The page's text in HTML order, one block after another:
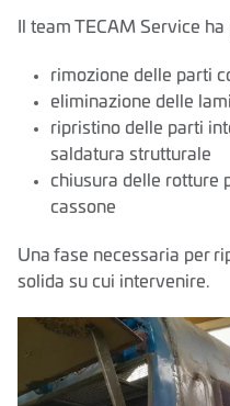
Il team TECAM Service
rimozione delle parti
eliminazione delle
ripristino delle parti
saldatura strutturale
chiusura delle rotture
cassone
Una fase necessaria per
solida su cui intervenire.